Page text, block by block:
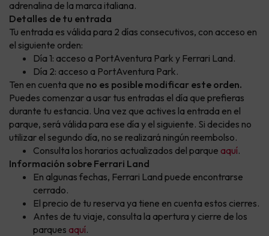
adrenalina de la marca italiana.
Detalles de tu entrada
Tu entrada es válida para 2 días consecutivos, con acceso en
el siguiente orden:
Día 1: acceso a PortAventura Park y Ferrari Land.
Día 2: acceso a PortAventura Park.
Ten en cuenta que no es posible modificar este orden.
Puedes comenzar a usar tus entradas el día que prefieras
durante tu estancia. Una vez que actives la entrada en el
parque, será válida para ese día y el siguiente. Si decides no
utilizar el segundo día, no se realizará ningún reembolso.
Consulta los horarios actualizados del parque aquí.
Información sobre Ferrari Land
En algunas fechas, Ferrari Land puede encontrarse
cerrado.
El precio de tu reserva ya tiene en cuenta estos cierres.
Antes de tu viaje, consulta la apertura y cierre de los
parques aquí.